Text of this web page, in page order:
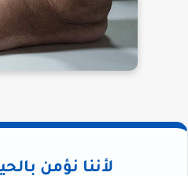
لأننا نؤمن